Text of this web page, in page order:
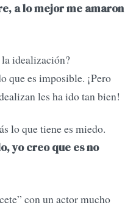
a lo mejor me amaron
idealización?
que es imposible. ¡Pero
les ha ido tan bien!
lo que tiene es miedo.
yo creo que es no
con un actor mucho